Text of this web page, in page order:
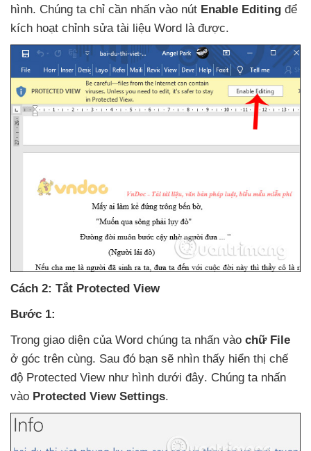
hình. Chúng ta chỉ cần nhấn vào nút Enable Editing để
kích hoạt chỉnh sửa tài liệu Word là được.
Cách 2: Tắt Protected View
Bước 1:
Trong giao diện của Word chúng ta nhấn vào chữ File
ở góc trên cùng. Sau đó bạn sẽ nhìn thấy hiển thị chế
độ Protected View như hình dưới đây. Chúng ta nhấn
vào Protected View Settings.